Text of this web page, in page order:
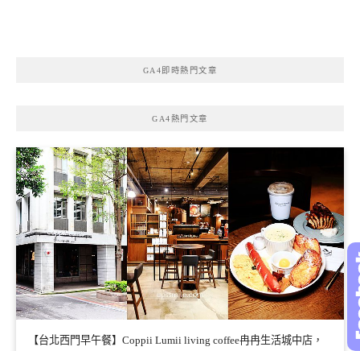
GA4即時熱門文章
GA4熱門文章
【台北西門早午餐】Coppii Lumii living coffee冉冉生活城中店，